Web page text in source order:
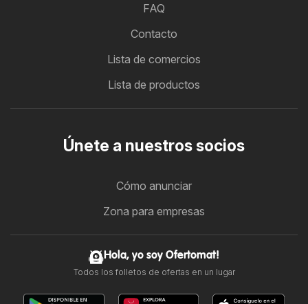
FAQ
Contacto
Lista de comercios
Lista de productos
Únete a nuestros socios
Cómo anunciar
Zona para empresas
Hola, yo soy Ofertomat!
Todos los folletos de ofertas en un lugar